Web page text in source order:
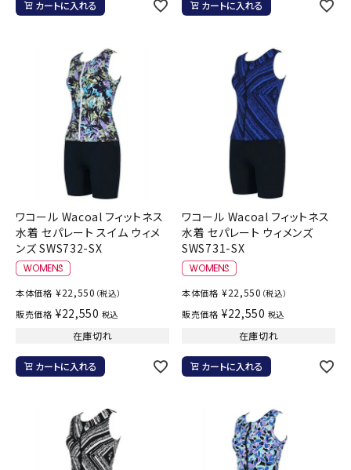
カートに入れる カートに入れる
ワコール Wacoal フィットネス
水着 セパレート スイム ウィメ
ンズ SWS732-SX
本体価格 ¥22,550 （税込）
販売価格 ¥22,550 税込
在庫切れ
カートに入れる
ワコール Wacoal フィットネス
水着 セパレート ウィメンズ
SWS731-SX
本体価格 ¥22,550 （税込）
販売価格 ¥22,550 税込
在庫切れ
カートに入れる